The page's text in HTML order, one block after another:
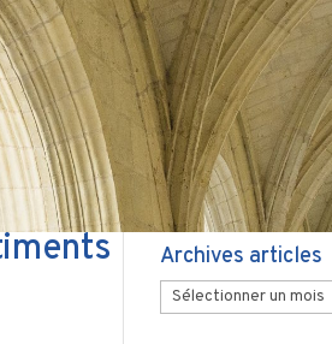
Archives articles
Archives
articles